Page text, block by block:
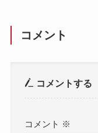
コメント
コメントする
コメント ※